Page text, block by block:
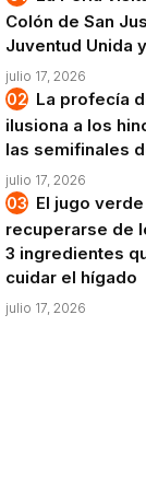
Colón de San
Juventud Unida
julio 17, 2026
La profecía
ilusiona a los
las semifinales
julio 17, 2026
El jugo
recuperarse de
3 ingredientes
cuidar el hígado
julio 17, 2026